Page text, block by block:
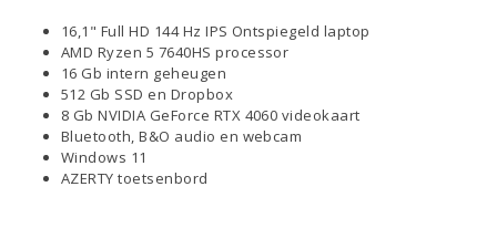
16,1" Full HD 144 Hz IPS Ontspiegeld laptop
AMD Ryzen 5 7640HS processor
16 Gb intern geheugen
512 Gb SSD en Dropbox
8 Gb NVIDIA GeForce RTX 4060 videokaart
Bluetooth, B&O audio en webcam
Windows 11
AZERTY toetsenbord